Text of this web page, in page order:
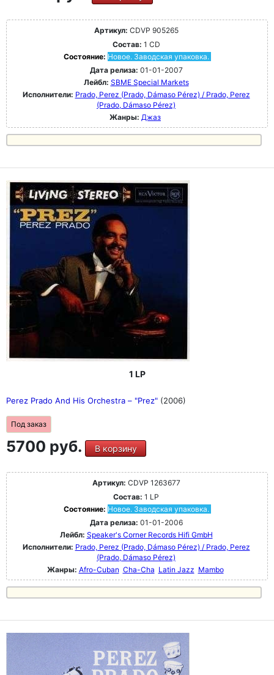
Артикул: CDVP 905265
Состав: 1 CD
Состояние: Новое. Заводская упаковка.
Дата релиза: 01-01-2007
Лейбл: SBME Special Markets
Исполнители: Prado, Perez (Prado, Dámaso Pérez) / Prado, Perez
(Prado, Dámaso Pérez)
Жанры: Джаз
1 LP
Perez Prado And His Orchestra ‎– "Prez" (2006)
Под заказ
5700 руб. В корзину
Артикул: CDVP 1263677
Состав: 1 LP
Состояние: Новое. Заводская упаковка.
Дата релиза: 01-01-2006
Лейбл: Speaker's Corner Records Hifi GmbH
Исполнители: Prado, Perez (Prado, Dámaso Pérez) / Prado, Perez
(Prado, Dámaso Pérez)
Жанры: Afro-Cuban Cha-Cha Latin Jazz Mambo